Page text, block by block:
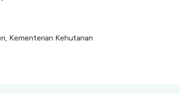
Kementerian Kehutanan